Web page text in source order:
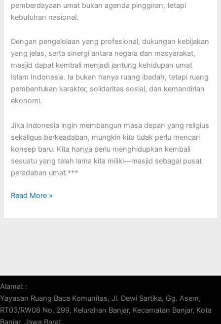
pemberdayaan umat bukan agenda pinggiran, tetapi
kebutuhan nasional.
Dengan pengelolaan yang profesional, dukungan kebijakan
yang jelas, serta sinergi antara negara dan masyarakat,
masjid dapat kembali menjadi jantung kehidupan umat
Islam Indonesia. Ia bukan hanya ruang ibadah, tetapi ruang
pembentukan karakter, solidaritas sosial, dan kemandirian
ekonomi.
Jika Indonesia ingin membangun masa depan yang religius
sekaligus berkeadaban, mungkin kita tidak perlu mencari
konsep baru. Kita hanya perlu menghidupkan kembali
sesuatu yang telah lama kita miliki—masjid sebagai pusat
peradaban umat.***
Read More »
Alamat :
Yayasan Ruang Baca Komunitas, Jl. Dewi Sartika, Gg. Asem,
RT03/RW08 No. 299, Kelurahan Banjar, Kecamatan Banjar, Kota